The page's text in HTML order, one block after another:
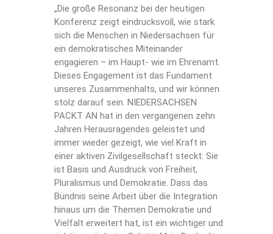
„Die große Resonanz bei der heutigen
Konferenz zeigt eindrucksvoll, wie stark
sich die Menschen in Niedersachsen für
ein demokratisches Miteinander
engagieren – im Haupt- wie im Ehrenamt.
Dieses Engagement ist das Fundament
unseres Zusammenhalts, und wir können
stolz darauf sein. NIEDERSACHSEN
PACKT AN hat in den vergangenen zehn
Jahren Herausragendes geleistet und
immer wieder gezeigt, wie viel Kraft in
einer aktiven Zivilgesellschaft steckt: Sie
ist Basis und Ausdruck von Freiheit,
Pluralismus und Demokratie. Dass das
Bündnis seine Arbeit über die Integration
hinaus um die Themen Demokratie und
Vielfalt erweitert hat, ist ein wichtiger und